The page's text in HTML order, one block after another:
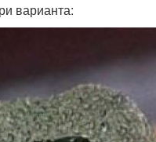
варианта: